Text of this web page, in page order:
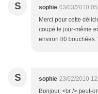
S sophie 03/03/2010
Merci pour cette
coupé le jour-même
environ 80 bouchées.
S sophie 23/02/2010
Bonjour, <br /> peut-